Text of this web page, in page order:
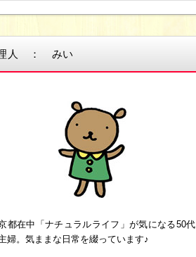
人 ： みい
都在中「ナチュラルライフ」が気になる50代
婦。気ままな日常を綴っています♪